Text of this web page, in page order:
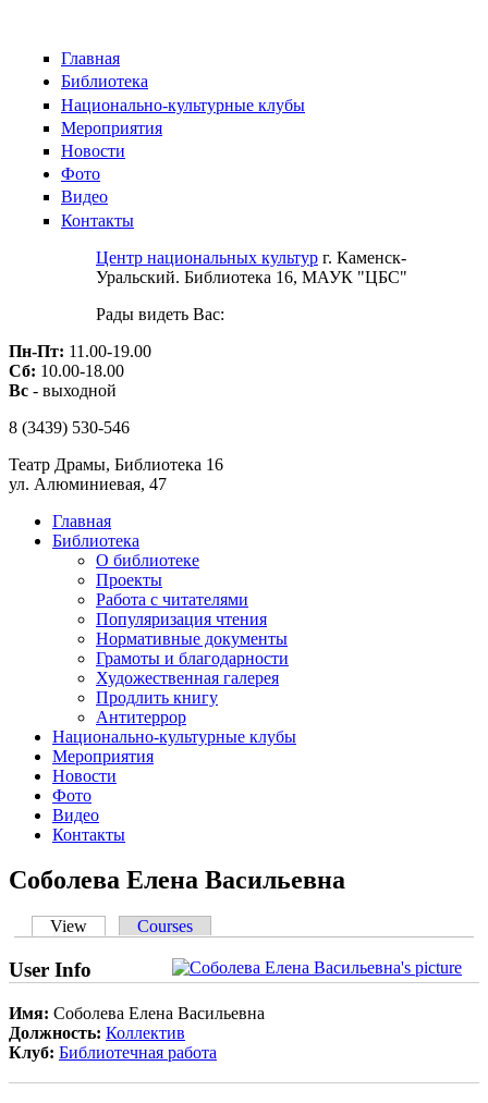
Главная
Библиотека
Национально-культурные клубы
Мероприятия
Новости
Фото
Видео
Контакты
Центр национальных культур г. Каменск-
Уральский. Библиотека 16, МАУК "ЦБС"
Рады видеть Вас:
Пн-Пт: 11.00-19.00
Сб: 10.00-18.00
Вс - выходной
8 (3439) 530-546
Театр Драмы, Библиотека 16
ул. Алюминиевая, 47
Главная
Библиотека
О библиотеке
Проекты
Работа с читателями
Популяризация чтения
Нормативные документы
Грамоты и благодарности
Художественная галерея
Продлить книгу
Антитеррор
Национально-культурные клубы
Мероприятия
Новости
Фото
Видео
Контакты
Соболева Елена Васильевна
View (active tab)Courses
User Info
Имя: Соболева Елена Васильевна
Должность: Коллектив
Клуб: Библиотечная работа